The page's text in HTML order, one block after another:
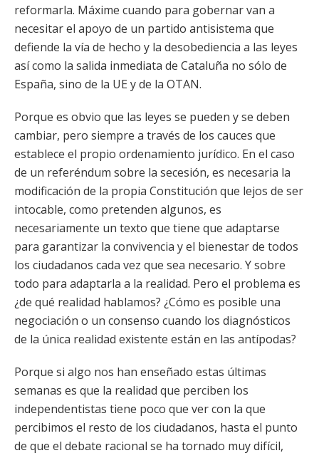
reformarla. Máxime cuando para gobernar van a
necesitar el apoyo de un partido antisistema que
defiende la vía de hecho y la desobediencia a las leyes
así como la salida inmediata de Cataluña no sólo de
España, sino de la UE y de la OTAN.
Porque es obvio que las leyes se pueden y se deben
cambiar, pero siempre a través de los cauces que
establece el propio ordenamiento jurídico. En el caso
de un referéndum sobre la secesión, es necesaria la
modificación de la propia Constitución que lejos de ser
intocable, como pretenden algunos, es
necesariamente un texto que tiene que adaptarse
para garantizar la convivencia y el bienestar de todos
los ciudadanos cada vez que sea necesario. Y sobre
todo para adaptarla a la realidad. Pero el problema es
¿de qué realidad hablamos? ¿Cómo es posible una
negociación o un consenso cuando los diagnósticos
de la única realidad existente están en las antípodas?
Porque si algo nos han enseñado estas últimas
semanas es que la realidad que perciben los
independentistas tiene poco que ver con la que
percibimos el resto de los ciudadanos, hasta el punto
de que el debate racional se ha tornado muy difícil,